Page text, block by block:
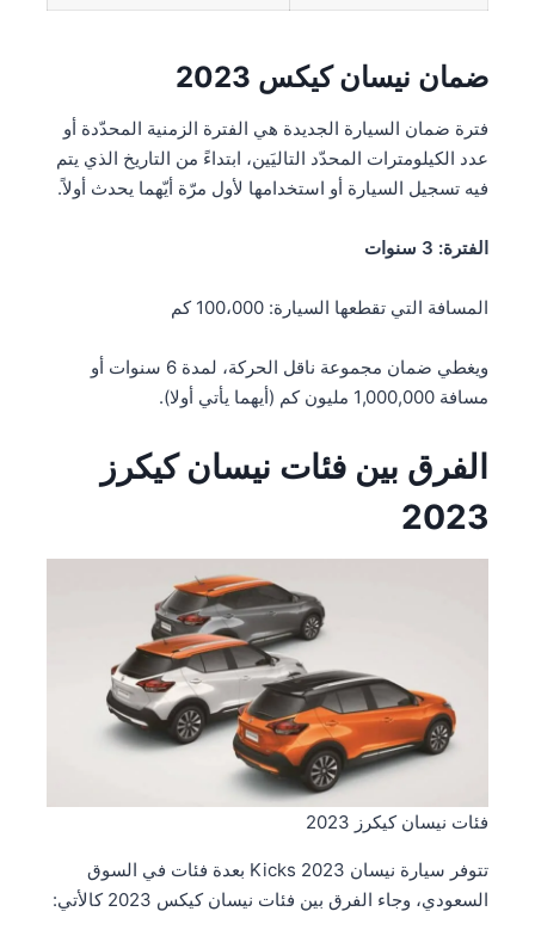
ضمان نيسان كيكس 2023
فترة ضمان السيارة الجديدة هي الفترة الزمنية المحدّدة أو
عدد الكيلومترات المحدّد التاليَين، ابتداءً من التاريخ الذي يتم
فيه تسجيل السيارة أو استخدامها لأول مرّة أيّهما يحدث أولاً.
الفترة: 3 سنوات
المسافة التي تقطعها السيارة: 100،000 كم
ويغطي ضمان مجموعة ناقل الحركة، لمدة 6 سنوات أو
مسافة 1,000,000 مليون كم (أيهما يأتي أولا).
الفرق بين فئات نيسان كيكرز
2023
فئات نيسان كيكرز 2023
تتوفر سيارة نيسان Kicks 2023 بعدة فئات في السوق
السعودي، وجاء الفرق بين فئات نيسان كيكس 2023 كالأتي: